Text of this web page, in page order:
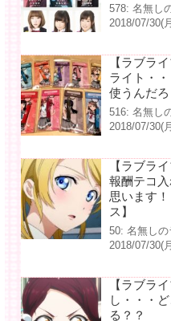
578: 名無し
2018/07/30(
【ラブラ
ライト・
使うんだろ
516: 名無し
2018/07/30(
【ラブラ
報酬テコ
思います
ス】
50: 名無し
2018/07/30(
【ラブラ
し・・・
る？？